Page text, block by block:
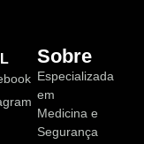
Sobre
Especializada
em
Medicina e
Segurança